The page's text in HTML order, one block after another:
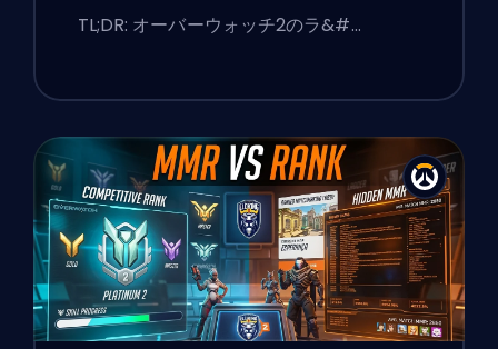
修正する方法
TL;DR: オーバーウォッチ2のラ&#…